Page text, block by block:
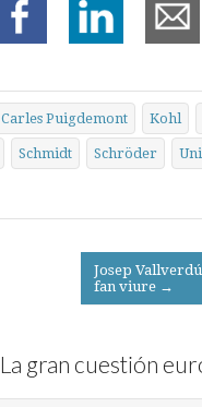
Carles Puigdemont Kohl
Schmidt Schröder
Josep
fan viure →
La gran cuestión